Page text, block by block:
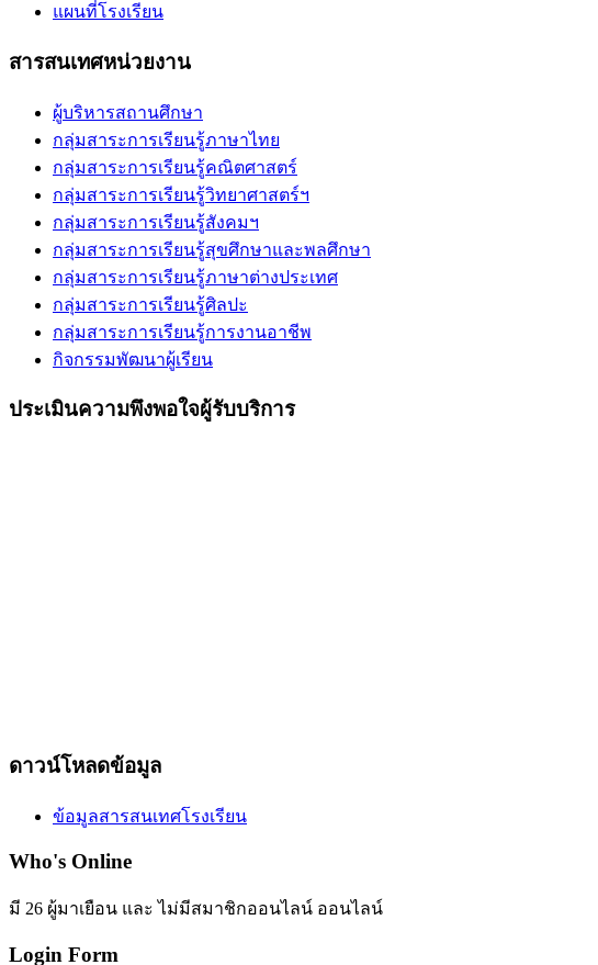
แผนที่โรงเรียน
สารสนเทศหน่วยงาน
ผู้บริหารสถานศึกษา
กลุ่มสาระการเรียนรู้ภาษาไทย
กลุ่มสาระการเรียนรู้คณิตศาสตร์
กลุ่มสาระการเรียนรู้วิทยาศาสตร์ฯ
กลุ่มสาระการเรียนรู้สังคมฯ
กลุ่มสาระการเรียนรู้สุขศึกษาและพลศึกษา
กลุ่มสาระการเรียนรู้ภาษาต่างประเทศ
กลุ่มสาระการเรียนรู้ศิลปะ
กลุ่มสาระการเรียนรู้การงานอาชีพ
กิจกรรมพัฒนาผู้เรียน
ประเมินความพึงพอใจผู้รับบริการ
ดาวน์โหลดข้อมูล
ข้อมูลสารสนเทศโรงเรียน
Who's Online
มี 26 ผู้มาเยือน และ ไม่มีสมาชิกออนไลน์ ออนไลน์
Login Form